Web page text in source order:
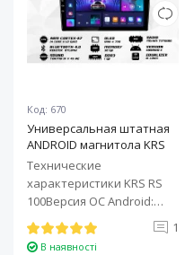
Код: 670
Универсальная штатная
ANDROID магнитола KRS
RS 100 9" 1/32 GB
Технические
характеристики KRS RS
100Версия ОС Android:
Android 11Процессор: 4-
ядерный ARM Cortex-A7..
1
В наявності